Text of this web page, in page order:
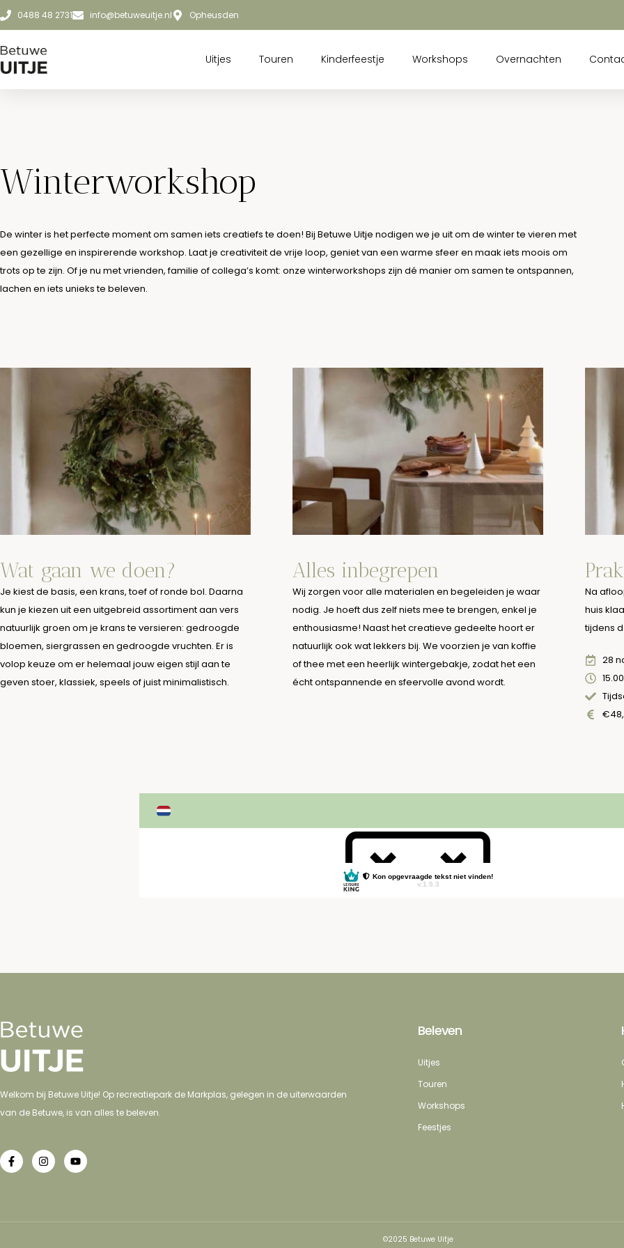
0488 48 2731 info@betuweuitje.nl Opheusden
Uitjes Touren Kinderfeestje Workshops Overnachten
Winterworkshop
De winter is het perfecte moment om samen iets creatiefs te doen! Bij Betuwe Uitje nodigen we je uit om de winter te vieren met
een gezellige en inspirerende workshop. Laat je creativiteit de vrije loop, geniet van een warme sfeer en maak iets moois om
trots op te zijn. Of je nu met vrienden, familie of collega’s komt: onze winterworkshops zijn dé manier om samen te ontspannen,
lachen en iets unieks te beleven.
Wat gaan we doen?
Je kiest de basis, een krans, toef of ronde bol. Daarna
kun je kiezen uit een uitgebreid assortiment aan vers
natuurlijk groen om je krans te versieren: gedroogde
bloemen, siergrassen en gedroogde vruchten. Er is
volop keuze om er helemaal jouw eigen stijl aan te
geven stoer, klassiek, speels of juist minimalistisch.
Alles inbegrepen
Wij zorgen voor alle materialen en begeleiden je waar
nodig. Je hoeft dus zelf niets mee te brengen, enkel je
enthousiasme! Naast het creatieve gedeelte hoort er
natuurlijk ook wat lekkers bij. We voorzien je van koffie
of thee met een heerlijk wintergebakje, zodat het een
écht ontspannende en sfeervolle avond wordt.
Na
huis
tijdens
28
Welkom bij Betuwe Uitje! Op recreatiepark de Markplas, gelegen in de uiterwaarden
van de Betuwe, is van alles te beleven.
Beleven
Uitjes
Touren
Workshops
Feestjes
©2025 Betuwe Uitje